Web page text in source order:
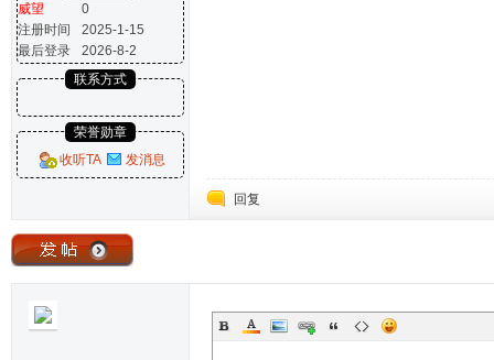
威望
0
注册时间
2025-1-15
最后登录
2026-8-2
联系方式
荣誉勋章
收听TA
发消息
回复